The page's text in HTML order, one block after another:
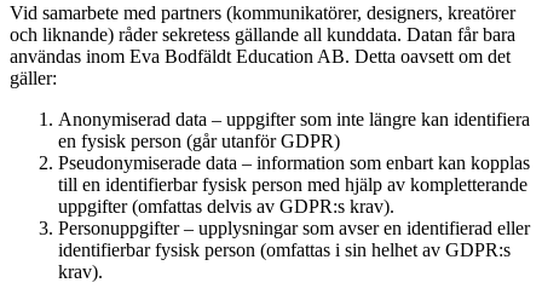
Vid samarbete med partners (kommunikatörer, designers, kreatörer
och liknande) råder sekretess gällande all kunddata. Datan får bara
användas inom Eva Bodfäldt Education AB. Detta oavsett om det
gäller:
Anonymiserad data – uppgifter som inte längre kan identifiera
en fysisk person (går utanför GDPR)
Pseudonymiserade data – information som enbart kan kopplas
till en identifierbar fysisk person med hjälp av kompletterande
uppgifter (omfattas delvis av GDPR:s krav).
Personuppgifter – upplysningar som avser en identifierad eller
identifierbar fysisk person (omfattas i sin helhet av GDPR:s
krav).